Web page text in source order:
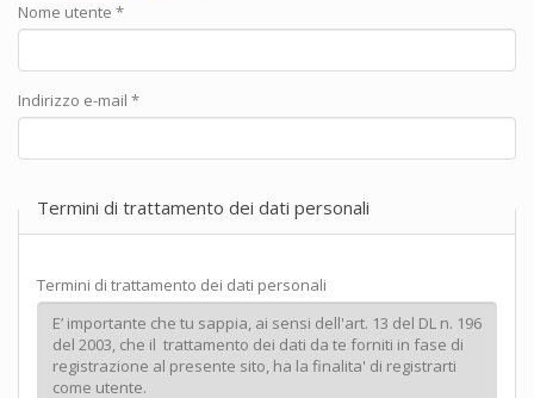
Nome utente *
Indirizzo e-mail *
Termini di trattamento dei dati personali
Termini di trattamento dei dati personali